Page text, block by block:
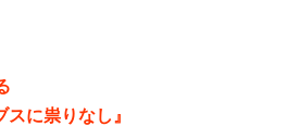
に祟りなし』